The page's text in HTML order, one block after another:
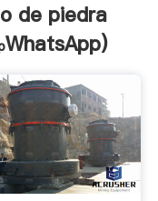
de piedra
WhatsApp)